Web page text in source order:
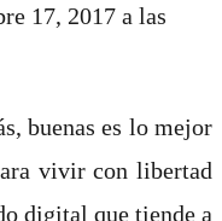
17, 2017 a las
buenas es lo mejor
vivir con libertad
digital que tiende a